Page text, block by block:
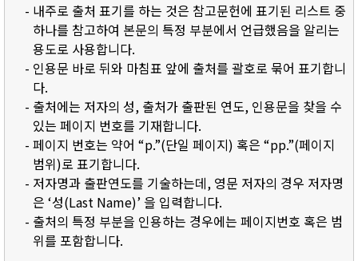
- 내주로 출처 표기를 하는 것은 참고문헌에 표기된 리스트 중
하나를 참고하여 본문의 특정 부분에서 언급했음을 알리는
용도로 사용합니다.
- 인용문 바로 뒤와 마침표 앞에 출처를 괄호로 묶어 표기합니
다.
- 출처에는 저자의 성, 출처가 출판된 연도, 인용문을 찾을 수
있는 페이지 번호를 기재합니다.
- 페이지 번호는 약어 “p.”(단일 페이지) 혹은 “pp.”(페이지
범위)로 표기합니다.
- 저자명과 출판연도를 기술하는데, 영문 저자의 경우 저자명
은 ‘성(Last Name)’ 을 입력합니다.
- 출처의 특정 부분을 인용하는 경우에는 페이지번호 혹은 범
위를 포함합니다.